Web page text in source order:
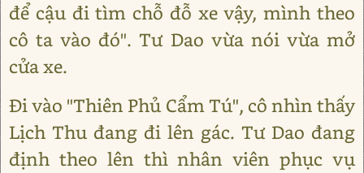
để cậu đi tìm chỗ đỗ xe vậy, mình theo
cô ta vào đó". Tư Dao vừa nói vừa mở
cửa xe.
Đi vào "Thiên Phủ Cẩm Tú", cô nhìn thấy
Lịch Thu đang đi lên gác. Tư Dao đang
định theo lên thì nhân viên phục vụ